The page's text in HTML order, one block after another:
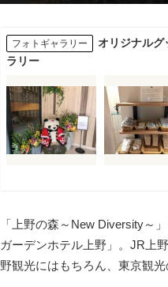
フォトギャラリー
オリジナルグ
ラリー
「上野の森～New Diversity～
ガーデンホテル上野」。JR上
野観光にはもちろん、東京観